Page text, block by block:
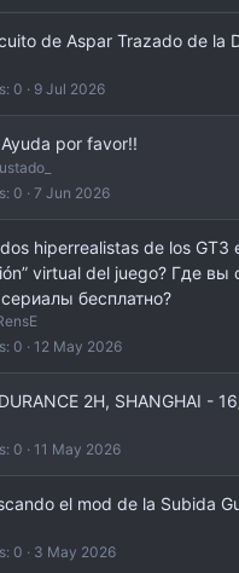
de Aspar Trazado de la
0 9 Jul 2026
Ayuda por favor!!
0 7 Jun 2026
hiperrealistas de los GT3
virtual del juego? Где вы
бесплатно?
0 12 May 2026
2H, SHANGHAI -
0 11 May 2026
el mod de la Subida
0 3 May 2026